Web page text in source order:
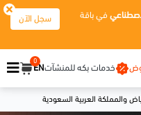
في باقة
سجل الآن
خدمات بكه للمنشآتEN
0